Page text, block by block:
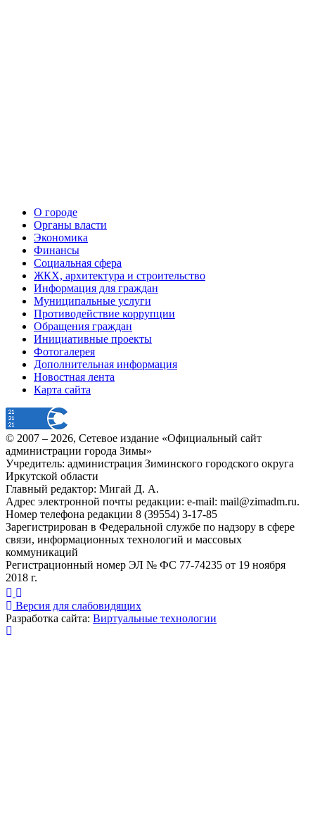
О городе
Органы власти
Экономика
Финансы
Социальная сфера
ЖКХ, архитектура и строительство
Информация для граждан
Муниципальные услуги
Противодействие коррупции
Обращения граждан
Инициативные проекты
Фотогалерея
Дополнительная информация
Новостная лента
Карта сайта
© 2007 – 2026, Сетевое издание «Официальный сайт
администрации города Зимы»
Учредитель: администрация Зиминского городского округа
Иркутской области
Главный редактор: Мигай Д. А.
Адрес электронной почты редакции: e-mail: mail@zimadm.ru.
Номер телефона редакции 8 (39554) 3-17-85
Зарегистрирован в Федеральной службе по надзору в сфере
связи, информационных технологий и массовых
коммуникаций
Регистрационный номер ЭЛ № ФС 77-74235 от 19 ноября
2018 г.
Версия для слабовидящих
Разработка сайта: Виртуальные технологии